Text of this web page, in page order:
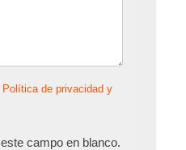
Política de privacidad y
campo en blanco.